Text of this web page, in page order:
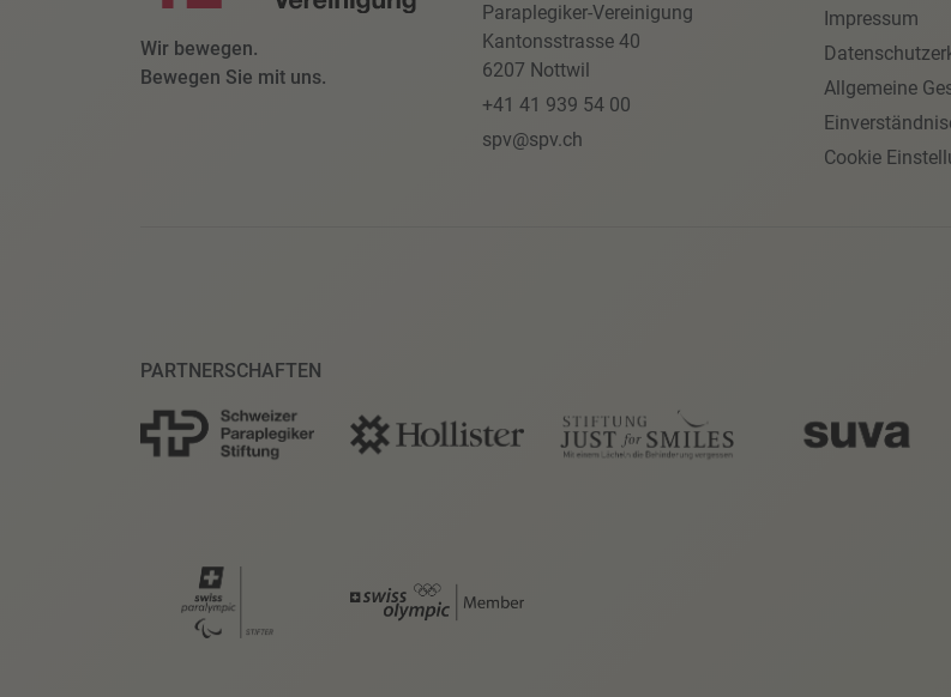
Wir bewegen.
Bewegen Sie mit uns.
Paraplegiker-Vereinigung
Kantonsstrasse 40
6207 Nottwil
+41 41 939 54 00
spv@spv.ch
Impressum
Allgemeine
Cookie
PARTNERSCHAFTEN